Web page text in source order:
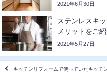
2021年6月30日
ステンレスキ
メリットをご
2021年5月27日
キッチンリフォームで使っていたキッチ